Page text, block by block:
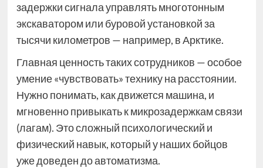
задержки сигнала управлять многотонным
экскаватором или буровой установкой за
тысячи километров — например, в Арктике.
Главная ценность таких сотрудников — особое
умение «чувствовать» технику на расстоянии.
Нужно понимать, как движется машина, и
мгновенно привыкать к микрозадержкам связи
(лагам). Это сложный психологический и
физический навык, который у наших бойцов
уже доведен до автоматизма.